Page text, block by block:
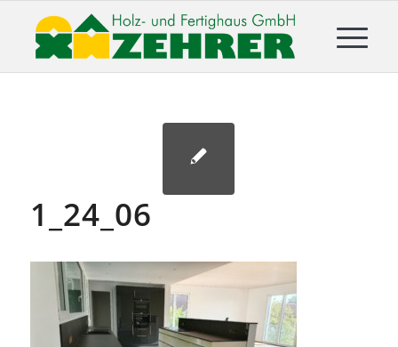
1_24_06